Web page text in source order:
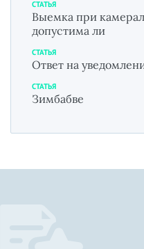
СТАТЬЯ
Выемка при
допустима ли
СТАТЬЯ
Ответ на
СТАТЬЯ
Зимбабве